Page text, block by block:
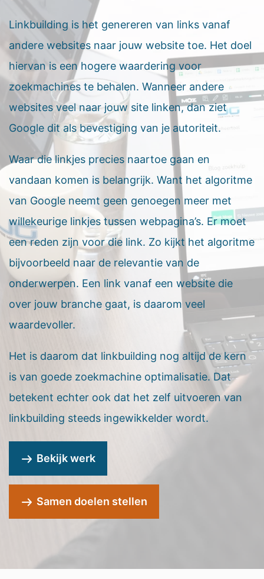
Linkbuilding is het genereren van links vanaf
andere websites naar jouw website toe. Het doel
hiervan is een hogere waardering voor
zoekmachines te behalen. Wanneer andere
websites veel naar jouw site linken, dan ziet
Google dit als bevestiging van je autoriteit.
Waar die linkjes precies naartoe gaan en
vandaan komen is belangrijk. Want het algoritme
van Google neemt geen genoegen meer met
willekeurige linkjes tussen webpagina’s. Er moet
een reden zijn voor die link. Zo kijkt het algoritme
bijvoorbeeld naar de relevantie van de
onderwerpen. Een link vanaf een website die
over jouw branche gaat, is daarom veel
waardevoller.
Het is daarom dat linkbuilding nog altijd de kern
is van goede zoekmachine optimalisatie. Dat
betekent echter ook dat het zelf uitvoeren van
linkbuilding steeds ingewikkelder wordt.
Bekijk werk
Samen doelen stellen